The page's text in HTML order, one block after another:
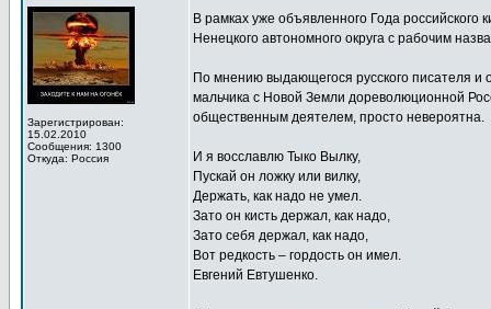
Зарегистрирован:
15.02.2010
Сообщения: 1300
Откуда: Россия
В рамках уже объявленного Года
Ненецкого автономного округа с рабочим
По мнению выдающегося русского писателя и
мальчика с Новой Земли дореволюционной
общественным деятелем, просто невероятна.
И я восславлю Тыко Вылку,
Пускай он ложку или вилку,
Держать, как надо не умел.
Зато он кисть держал, как надо,
Зато себя держал, как надо,
Вот редкость – гордость он имел.
Евгений Евтушенко.